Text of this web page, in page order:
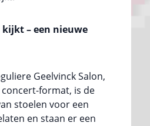
– een nieuwe
Geelvinck Salon,
format, is de
stoelen voor een
en staan er een